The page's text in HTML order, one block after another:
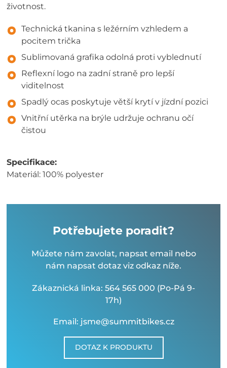
životnost.
Technická tkanina s ležérním vzhledem a
pocitem trička
Sublimovaná grafika odolná proti vyblednutí
Reflexní logo na zadní straně pro lepší
viditelnost
Spadlý ocas poskytuje větší krytí v jízdní pozici
Vnitřní utěrka na brýle udržuje ochranu očí
čistou
Specifikace:
Materiál: 100% polyester
Potřebujete poradit?
Můžete nám zavolat, napsat email nebo
nám napsat dotaz viz odkaz níže.
Zákaznická linka: 564 565 000 (Po-Pá 9-
17h)
Email: jsme@summitbikes.cz
DOTAZ K PRODUKTU